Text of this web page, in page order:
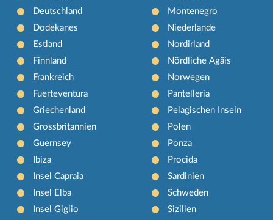
Deutschland
Dodekanes
Estland
Finnland
Frankreich
Fuerteventura
Griechenland
Grossbritannien
Guernsey
Ibiza
Insel Capraia
Insel Elba
Insel Giglio
Montenegro
Niederlande
Nordirland
Nördliche Ägäis
Norwegen
Pantelleria
Pelagischen Inseln
Polen
Ponza
Procida
Sardinien
Schweden
Sizilien